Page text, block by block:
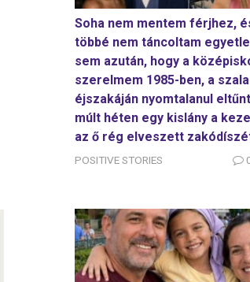
Soha nem mentem férjhez,
többé nem táncoltam
sem azután, hogy a
szerelmem 1985-ben, a
éjszakáján nyomtalanul
múlt héten egy kislány a
az ő rég elveszett
POSITIVE STORIES